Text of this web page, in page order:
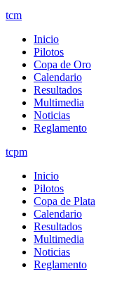
tcm
Inicio
Pilotos
Copa de Oro
Calendario
Resultados
Multimedia
Noticias
Reglamento
tcpm
Inicio
Pilotos
Copa de Plata
Calendario
Resultados
Multimedia
Noticias
Reglamento